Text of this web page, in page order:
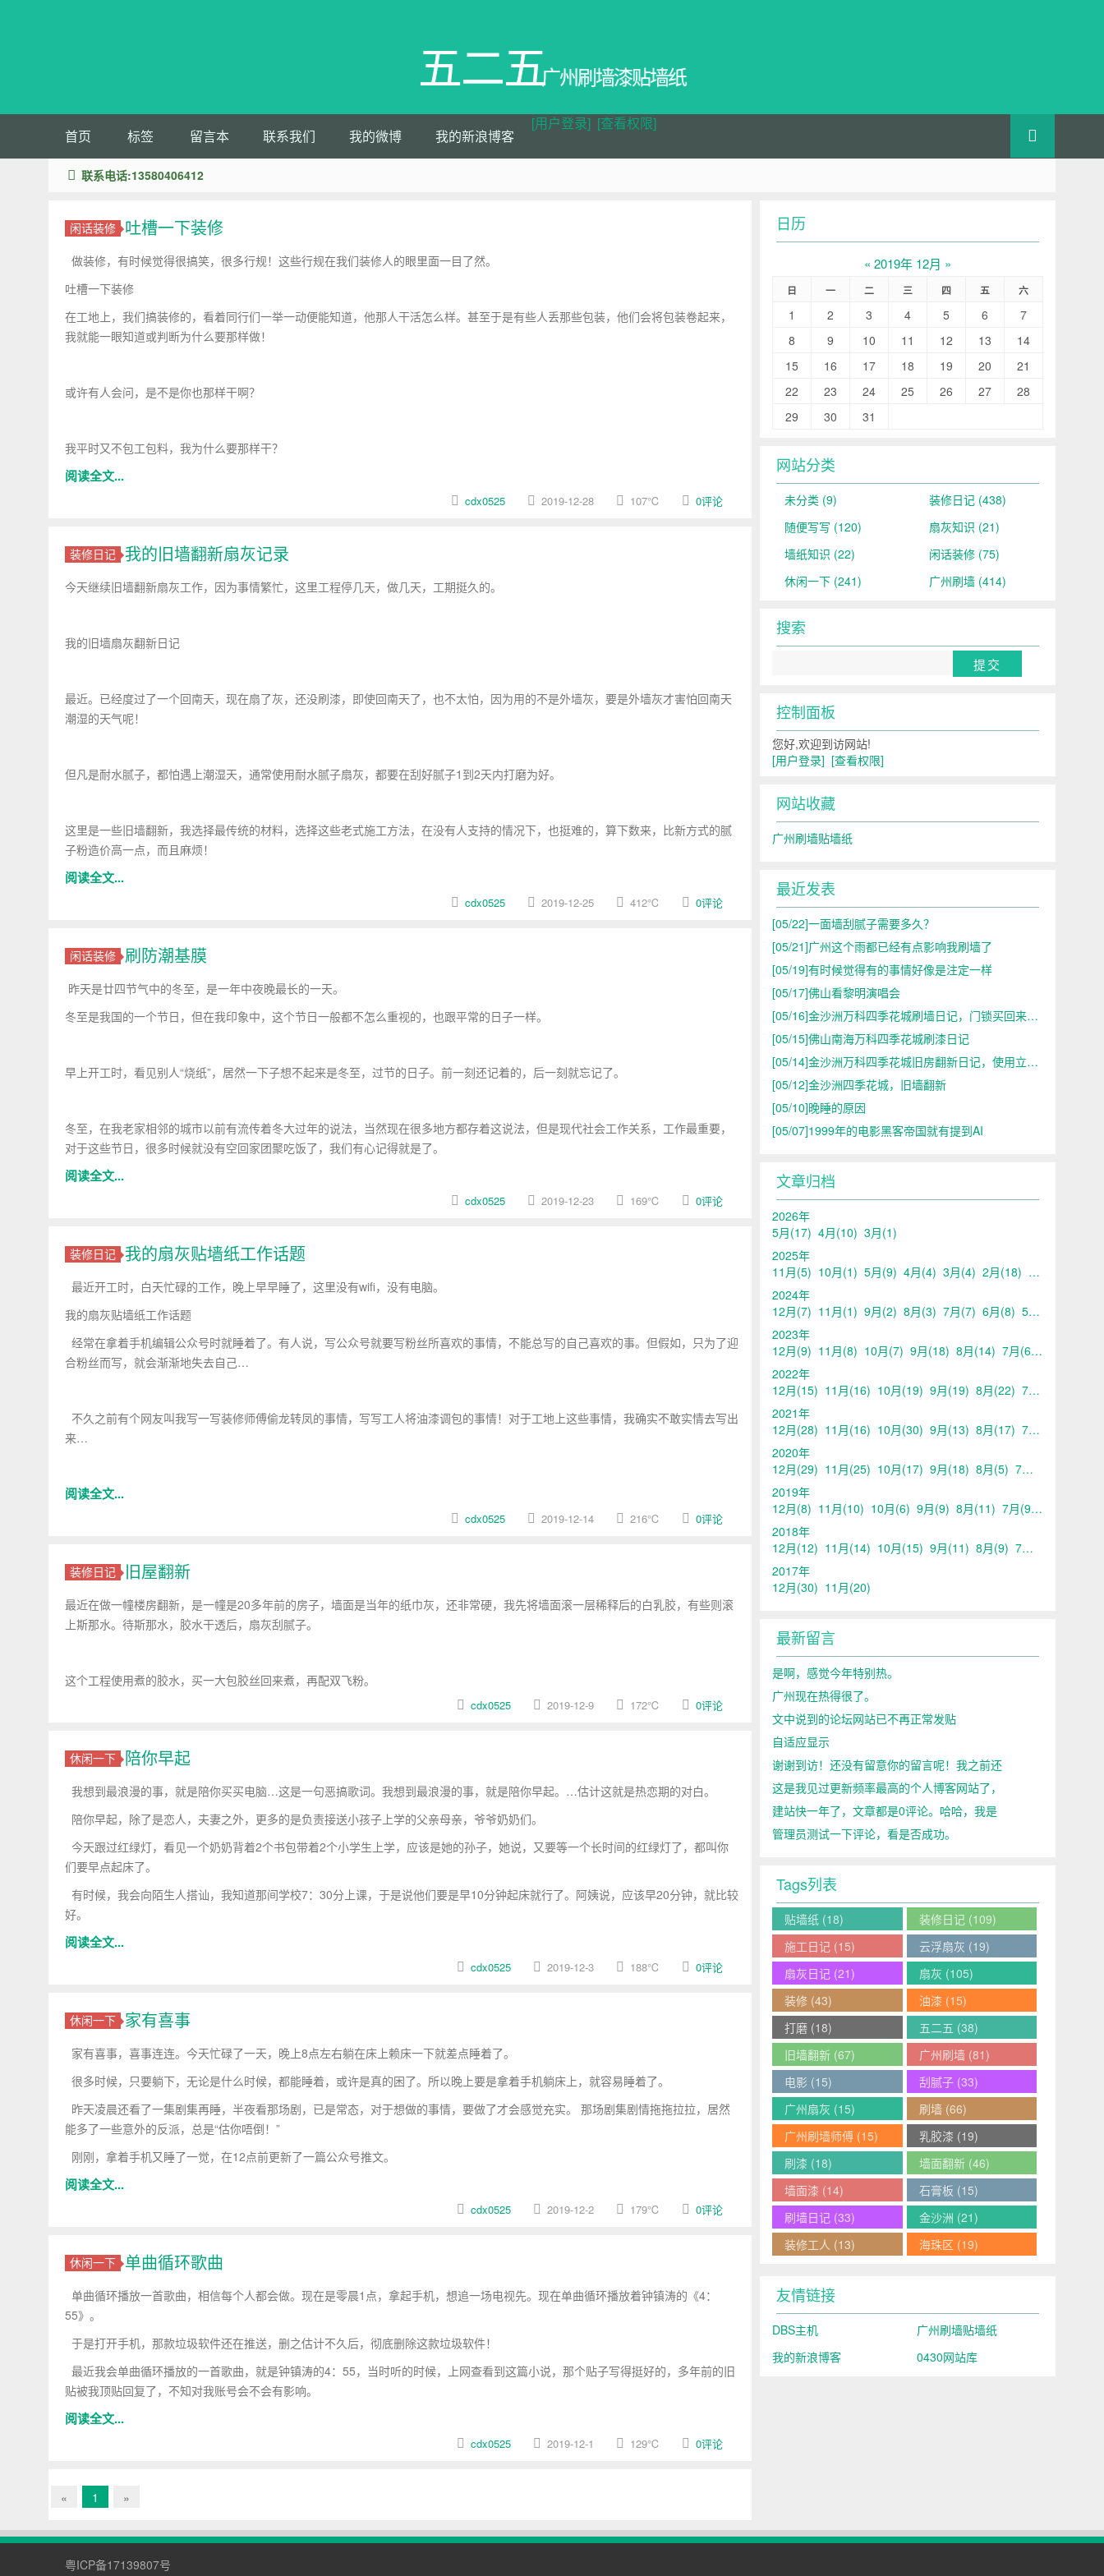
五二五广州刷墙漆贴墙纸
首页 标签 留言本 联系我们 我的微博 我的新浪博客
[用户登录] [查看权限]
联系电话:13580406412
闲话装修 吐槽一下装修
做装修，有时候觉得很搞笑，很多行规！这些行规在我们装修人的眼里面一目了然。
吐槽一下装修
在工地上，我们搞装修的，看着同行们一举一动便能知道，他那人干活怎么样。甚至于是有些人丢那些包装，他们会将包装卷起来，
我就能一眼知道或判断为什么要那样做！
或许有人会问，是不是你也那样干啊？
我平时又不包工包料，我为什么要那样干？
阅读全文...
cdx0525 2019-12-28 107℃ 0评论
装修日记 我的旧墙翻新扇灰记录
今天继续旧墙翻新扇灰工作，因为事情繁忙，这里工程停几天，做几天，工期挺久的。
我的旧墙扇灰翻新日记
最近。已经度过了一个回南天，现在扇了灰，还没刷漆，即使回南天了，也不太怕，因为用的不是外墙灰，要是外墙灰才害怕回南天
潮湿的天气呢！
但凡是耐水腻子，都怕遇上潮湿天，通常使用耐水腻子扇灰，都要在刮好腻子1到2天内打磨为好。
这里是一些旧墙翻新，我选择最传统的材料，选择这些老式施工方法，在没有人支持的情况下，也挺难的，算下数来，比新方式的腻
子粉造价高一点，而且麻烦！
阅读全文...
cdx0525 2019-12-25 412℃ 0评论
闲话装修 刷防潮基膜
昨天是廿四节气中的冬至，是一年中夜晚最长的一天。
冬至是我国的一个节日，但在我印象中，这个节日一般都不怎么重视的，也跟平常的日子一样。
早上开工时，看见别人“烧纸”，居然一下子想不起来是冬至，过节的日子。前一刻还记着的，后一刻就忘记了。
冬至，在我老家相邻的城市以前有流传着冬大过年的说法，当然现在很多地方都存着这说法，但是现代社会工作关系，工作最重要，
对于这些节日，很多时候就没有空回家团聚吃饭了，我们有心记得就是了。
阅读全文...
cdx0525 2019-12-23 169℃ 0评论
装修日记 我的扇灰贴墙纸工作话题
最近开工时，白天忙碌的工作，晚上早早睡了，这里没有wifi，没有电脑。
我的扇灰贴墙纸工作话题
经常在拿着手机编辑公众号时就睡着了。有人说，写公众号就要写粉丝所喜欢的事情，不能总写的自己喜欢的事。但假如，只为了迎
合粉丝而写，就会渐渐地失去自己…
不久之前有个网友叫我写一写装修师傅偷龙转凤的事情，写写工人将油漆调包的事情！对于工地上这些事情，我确实不敢实情去写出
来…
阅读全文...
cdx0525 2019-12-14 216℃ 0评论
装修日记 旧屋翻新
最近在做一幢楼房翻新，是一幢是20多年前的房子，墙面是当年的纸巾灰，还非常硬，我先将墙面滚一层稀释后的白乳胶，有些则滚
上斯那水。待斯那水，胶水干透后，扇灰刮腻子。
这个工程使用煮的胶水，买一大包胶丝回来煮，再配双飞粉。
cdx0525 2019-12-9 172℃ 0评论
休闲一下 陪你早起
我想到最浪漫的事，就是陪你买买电脑…这是一句恶搞歌词。我想到最浪漫的事，就是陪你早起。…估计这就是热恋期的对白。
陪你早起，除了是恋人，夫妻之外，更多的是负责接送小孩子上学的父亲母亲，爷爷奶奶们。
今天跟过红绿灯，看见一个奶奶背着2个书包带着2个小学生上学，应该是她的孙子，她说，又要等一个长时间的红绿灯了，都叫你
们要早点起床了。
有时候，我会向陌生人搭讪，我知道那间学校7：30分上课，于是说他们要是早10分钟起床就行了。阿姨说，应该早20分钟，就比较
好。
阅读全文...
cdx0525 2019-12-3 188℃ 0评论
休闲一下 家有喜事
家有喜事，喜事连连。今天忙碌了一天，晚上8点左右躺在床上赖床一下就差点睡着了。
很多时候，只要躺下，无论是什么时候，都能睡着，或许是真的困了。所以晚上要是拿着手机躺床上，就容易睡着了。
昨天凌晨还看了一集剧集再睡，半夜看那场剧，已是常态，对于想做的事情，要做了才会感觉充实。 那场剧集剧情拖拖拉拉，居然
能多了一些意外的反派，总是“估你唔倒！”
刚刚，拿着手机又睡了一觉，在12点前更新了一篇公众号推文。
阅读全文...
cdx0525 2019-12-2 179℃ 0评论
休闲一下 单曲循环歌曲
单曲循环播放一首歌曲，相信每个人都会做。现在是零晨1点，拿起手机，想追一场电视先。现在单曲循环播放着钟镇涛的《4：
55》。
于是打开手机，那款垃圾软件还在推送，删之估计不久后，彻底删除这款垃圾软件！
最近我会单曲循环播放的一首歌曲，就是钟镇涛的4：55，当时听的时候，上网查看到这篇小说，那个贴子写得挺好的，多年前的旧
贴被我顶贴回复了，不知对我账号会不会有影响。
阅读全文...
cdx0525 2019-12-1 129℃ 0评论
« 1 »
日历
« 2019年 12月 »
日 一 二 三 四 五 六
1 2 3 4 5 6
7
8
9 10 11 12 13
14
15
16 17 18 19 20
21
22
23 24 25 26 27
28
29
30 31
网站分类
未分类 (9) 装修日记 (438)
随便写写 (120) 扇灰知识 (21)
墙纸知识 (22) 闲话装修 (75)
休闲一下 (241) 广州刷墙 (414)
搜索
控制面板
您好,欢迎到访网站!
[用户登录] [查看权限]
网站收藏
广州刷墙贴墙纸
最近发表
[05/22]一面墙刮腻子需要多久？
[05/21]广州这个雨都已经有点影响我刷墙了
[05/19]有时候觉得有的事情好像是注定一样
[05/17]佛山看黎明演唱会
[05/16]金沙洲万科四季花城刷墙日记，门锁买回来了，不合适
[05/15]佛山南海万科四季花城刷漆日记
[05/14]金沙洲万科四季花城旧房翻新日记，使用立邦漆
[05/12]金沙洲四季花城，旧墙翻新
[05/10]晚睡的原因
[05/07]1999年的电影黑客帝国就有提到AI
文章归档
2026年
5月(17) 4月(10) 3月(1)
2025年
11月(5) 10月(1) 5月(9) 4月(4) 3月(4) 2月(18) 1月
2024年
12月(7) 11月(1) 9月(2) 8月(3) 7月(7) 6月(8) 5月
2023年
12月(9) 11月(8) 10月(7) 9月(18) 8月(14) 7月(6)
2022年
12月(15) 11月(16) 10月(19) 9月(19) 8月(22) 7月
2021年
12月(28) 11月(16) 10月(30) 9月(13) 8月(17) 7月
2020年
12月(29) 11月(25) 10月(17) 9月(18) 8月(5) 7月
2019年
12月(8) 11月(10) 10月(6) 9月(9) 8月(11) 7月(9)
2018年
12月(12) 11月(14) 10月(15) 9月(11) 8月(9) 7月
2017年
12月(30) 11月(20)
最新留言
是啊，感觉今年特别热。
广州现在热得很了。
文中说到的论坛网站已不再正常发贴
自适应显示
谢谢到访！还没有留意你的留言呢！我之前还
这是我见过更新频率最高的个人博客网站了，
建站快一年了，文章都是0评论。哈哈，我是
管理员测试一下评论，看是否成功。
Tags列表
贴墙纸 (18) 装修日记(109)
施工日记 (15) 云浮扇灰 (19)
扇灰日记 (21) 扇灰 (105)
装修 (43) 油漆 (15)
打磨 (18) 五二五 (38)
旧墙翻新 (67) 广州刷墙(81)
电影 (15) 刮腻子(33)
广州扇灰 (15) 刷墙(66)
广州刷墙师傅 (15) 乳胶漆 (19)
刷漆 (18) 墙面翻新(46)
墙面漆 (14) 石膏板 (15)
刷墙日记 (33) 金沙洲 (21)
装修工人 (13) 海珠区 (19)
友情链接
DBS主机
广州刷墙贴墙纸
我的新浪博客
0430网站库
粤ICP备17139807号